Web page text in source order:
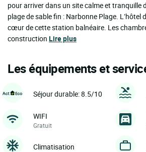
pour arriver dans un site calme et tranquille
plage de sable fin : Narbonne Plage. L’hôtel
cœur de cette station balnéaire. Les
construction Lire plus
Les équipements et
Séjour durable: 8.5/10
WIFI
Gratuit
Climatisation